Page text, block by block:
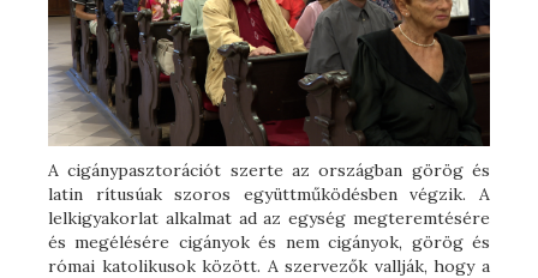
A cigánypasztorációt szerte az országban görög és
latin rítusúak szoros együttműködésben végzik. A
lelkigyakorlat alkalmat ad az egység megteremtésére
és megélésére cigányok és nem cigányok, görög és
római katolikusok között. A szervezők vallják, hogy a